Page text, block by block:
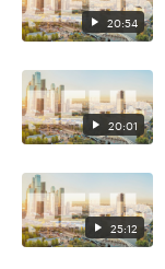
20:54
20:01
25:12